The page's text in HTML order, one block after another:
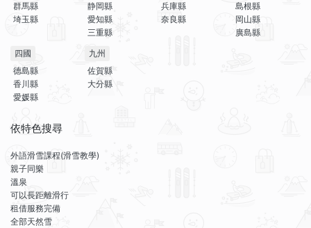
群馬縣
埼玉縣
静岡縣
愛知縣
三重縣
兵庫縣
奈良縣
島根縣
岡山縣
廣島縣
四國
德島縣
香川縣
愛媛縣
九州
佐賀縣
大分縣
依特色搜尋
外語滑雪課程(滑雪教學)
親子同樂
溫泉
可以長距離滑行
租借服務完備
全部天然雪